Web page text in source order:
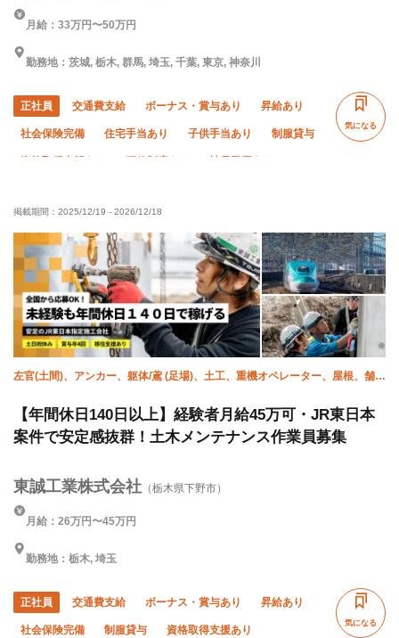
月給：33万円〜50万円
勤務地：茨城, 栃木, 群馬, 埼玉, 千葉, 東京, 神奈川
正社員 交通費支給 ボーナス・賞与あり 昇給あり
社会保険完備 住宅手当あり 子供手当あり 制服貸与
資格取得支援あり 研修制度あり 社員登用あり
60代以上活躍中 年齢不問
残業月10時間以下 夏季休暇 年末年始休暇
車・バイク通勤OK 転勤なし
気になる
掲載期間： 2025/12/19 - 2026/12/18
左官(土間)、アンカー、躯体/鳶 (足場)、土工、重機オペレーター、屋根、舗
【年間休日140日以上】経験者月給45万可・JR東日本
案件で安定感抜群！土木メンテナンス作業員募集
東誠工業株式会社 （栃木県下野市）
月給：26万円〜45万円
勤務地：栃木, 埼玉
正社員 交通費支給 ボーナス・賞与あり 昇給あり
社会保険完備 制服貸与 資格取得支援あり
気になる